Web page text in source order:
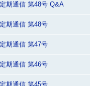
定期通信 第48号 Q&A
定期通信 第48号
定期通信 第47号
定期通信 第46号
定期通信 第45号